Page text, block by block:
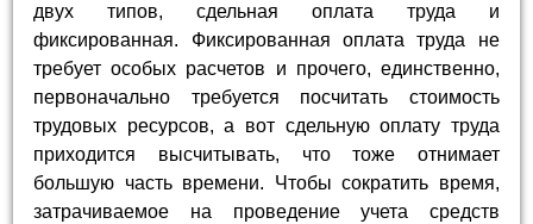
двух типов, сдельная оплата труда и
фиксированная. Фиксированная оплата труда не
требует особых расчетов и прочего, единственно,
первоначально требуется посчитать стоимость
трудовых ресурсов, а вот сдельную оплату труда
приходится высчитывать, что тоже отнимает
большую часть времени. Чтобы сократить время,
затрачиваемое на проведение учета средств